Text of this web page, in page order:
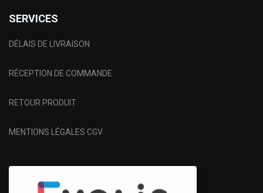
SERVICES
DÉLAIS DE LIVRAISON
RÉCEPTION DE COMMANDE
RETOUR PRODUIT
MENTIONS LÉGALES CGV